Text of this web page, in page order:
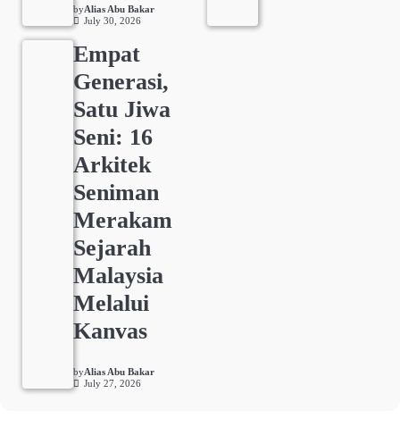
byAlias Abu Bakar
July 30, 2026
Empat
Generasi,
Satu Jiwa
Seni: 16
Arkitek
Seniman
Merakam
Sejarah
Malaysia
Melalui
Kanvas
byAlias Abu Bakar
July 27, 2026